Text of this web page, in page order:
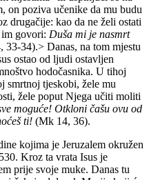
on poziva učenike da mu budu
drugačije: kao da ne želi ostati
im govori: Duša mi je nasmrt
33-34).> Danas, na tom mjestu
ostao od ljudi ostavljen
hodočasnika. U tihoj
smrtnoj tjeskobi, žele mu
žele poput Njega učiti moliti
moguće! Otkloni čašu ovu od
ti! (Mk 14, 36).
kojima je Jeruzalem okružen
Kroz ta vrata Isus je
prije svoje muke. Danas tu